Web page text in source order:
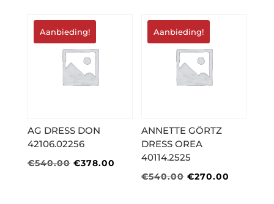
Aanbieding!
AG DRESS DON
42106.02256
€540.00 Oorspronkelijke
€378.00 Huidige
Aanbieding!
ANNETTE GÖRTZ
DRESS OREA
40114.2525
€540.00 Oorspronkelijke
€270.00